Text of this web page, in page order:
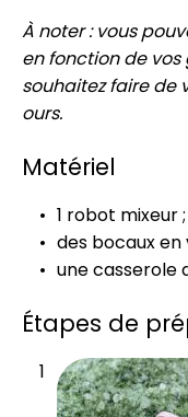
À noter : vous
en fonction de vos
souhaitez faire de
ours.
Matériel
1 robot mixeur ;
des bocaux en
une casserole
Étapes de